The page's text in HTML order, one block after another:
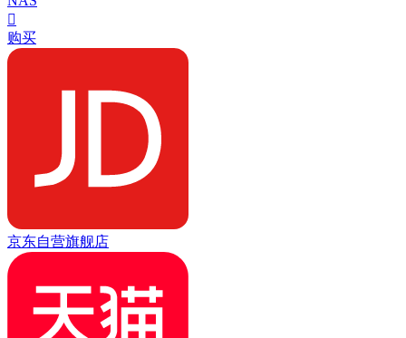

购买
京东自营旗舰店